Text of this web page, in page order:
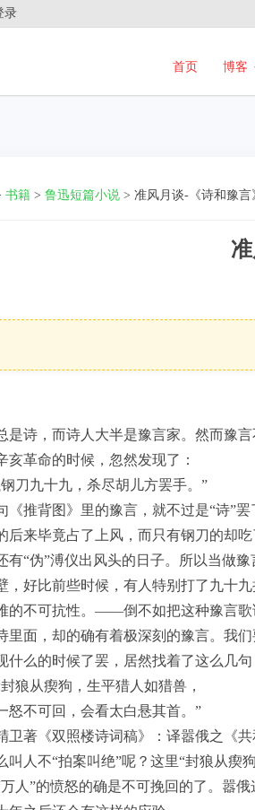
录
首页 博客
书籍 > 鲁迅短篇小说 > 准风月谈-《诗和豫言
是诗，而诗人大半是豫言家。然而豫
亥革命的时候，忽然发现了：
刀九十九，杀尽胡儿方罢手。”
《推背图》里的豫言，就不过是“诗”
后来毕竟占了上风，而只有钢刀的却
有“伪”溥仪出风头的日子。所以当做
，好比前些时候，有人特别打了九十
的不可抗性。——倒不如把这种豫言歌
里面，却的确有着极深刻的豫言。我
什么的时候了罢，居然找着了这么几句
狼从瘈狗，生平猎人如猎兽，
怒不可回，会看太白悬其首。”
卫著《双照楼诗词稿》：译嚣俄之《共
叫人不“拍案叫绝”呢？这里“封狼从瘈
人”的愤怒的确是不可挽回的了。嚣